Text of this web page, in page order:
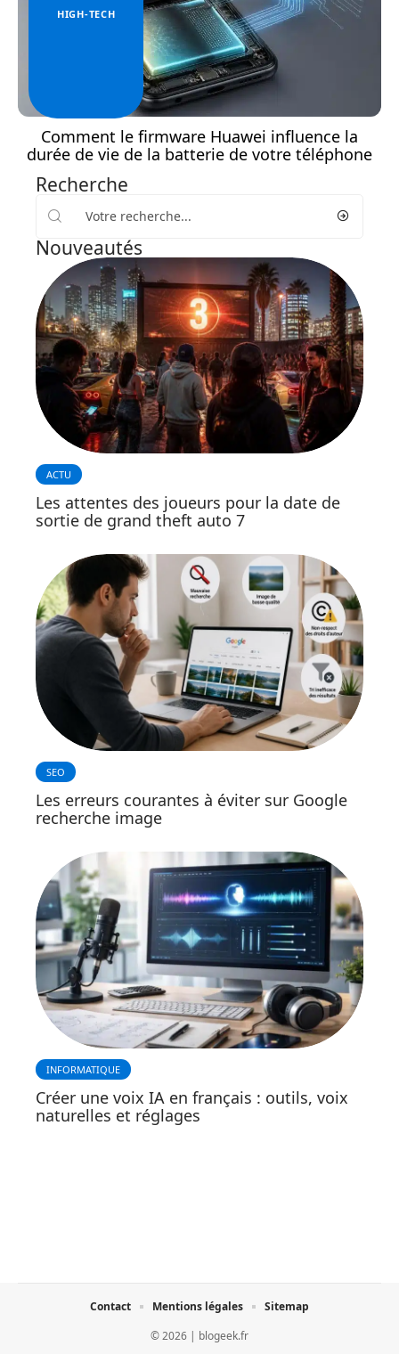
HIGH-TECH
Comment le firmware Huawei influence la
durée de vie de la batterie de votre téléphone
Recherche
Nouveautés
ACTU
Les attentes des joueurs pour la date de
sortie de grand theft auto 7
SEO
Les erreurs courantes à éviter sur Google
recherche image
INFORMATIQUE
Créer une voix IA en français : outils, voix
naturelles et réglages
© 2026 | blogeek.fr
Contact Mentions légales Sitemap